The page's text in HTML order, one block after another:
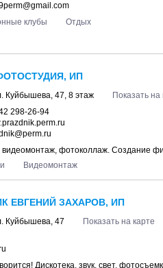
клубы
Отдых
ИП
Куйбышева, 47, 8 этаж
Показать на
298-26-94
фотоколлаж. Создание
Видеомонтаж
ЕВГЕНИЙ ЗАХАРОВ, ИП
Куйбышева, 47
Показать на карте
Дискотека, звук, свет,